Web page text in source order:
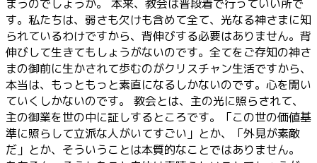
まうのでしょうか。 本来、教会は普段着で行っていい所で
す。私たちは、弱さも欠けも含めて全て、光なる神さまに知
られているわけですから、背伸びする必要はありません。背
伸びして生きてもしょうがないのです。全てをご存知の神さ
まの御前に生かされて歩むのがクリスチャン生活ですから、
本当は、もっともっと素直になるしかないのです。心を開い
ていくしかないのです。 教会とは、主の光に照らされて、
主の御業を世の中に証しするところです。「この世の価値基
準に照らして立派な人がいてすごい」とか、「外見が素敵
だ」とか、そういうことは本質的なことではありません。